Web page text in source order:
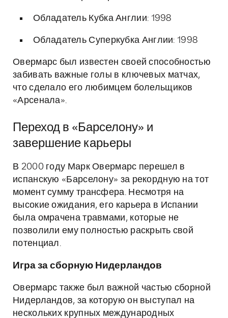
Обладатель Кубка Англии: 1998
Обладатель Суперкубка Англии: 1998
Овермарс был известен своей способностью
забивать важные голы в ключевых матчах,
что сделало его любимцем болельщиков
«Арсенала».
Переход в «Барселону» и
завершение карьеры
В 2000 году Марк Овермарс перешел в
испанскую «Барселону» за рекордную на тот
момент сумму трансфера. Несмотря на
высокие ожидания, его карьера в Испании
была омрачена травмами, которые не
позволили ему полностью раскрыть свой
потенциал.
Игра за сборную Нидерландов
Овермарс также был важной частью сборной
Нидерландов, за которую он выступал на
нескольких крупных международных